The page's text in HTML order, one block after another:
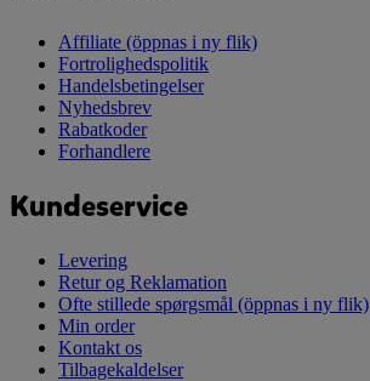
Affiliate (öppnas i ny flik)
Fortrolighedspolitik
Handelsbetingelser
Nyhedsbrev
Rabatkoder
Forhandlere
Kundeservice
Levering
Retur og Reklamation
Ofte stillede spørgsmål (öppnas i ny flik)
Min order
Kontakt os
Tilbagekaldelser